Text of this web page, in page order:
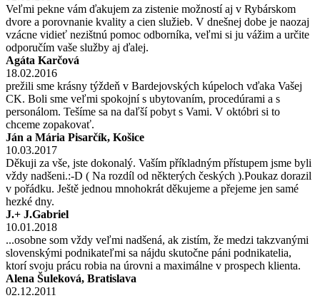
Veľmi pekne vám ďakujem za zistenie možností aj v Rybárskom
dvore a porovnanie kvality a cien služieb. V dnešnej dobe je naozaj
vzácne vidieť nezištnú pomoc odborníka, veľmi si ju vážim a určite
odporučím vaše služby aj ďalej.
Agáta Karčová
18.02.2016
prežili sme krásny týždeň v Bardejovských kúpeloch vďaka Vašej
CK. Boli sme veľmi spokojní s ubytovaním, procedúrami a s
personálom. Tešíme sa na daľší pobyt s Vami. V októbri si to
chceme zopakovať.
Ján a Mária Pisarčík, Košice
10.03.2017
Děkuji za vše, jste dokonalý. Vaším příkladným přístupem jsme byli
vždy nadšeni.:-D ( Na rozdíl od některých českých ).Poukaz dorazil
v pořádku. Ještě jednou mnohokrát děkujeme a přejeme jen samé
hezké dny.
J.+ J.Gabriel
10.01.2018
...osobne som vždy veľmi nadšená, ak zistím, že medzi takzvanými
slovenskými podnikateľmi sa nájdu skutočne páni podnikatelia,
ktorí svoju prácu robia na úrovni a maximálne v prospech klienta.
Alena Šuleková, Bratislava
02.12.2011